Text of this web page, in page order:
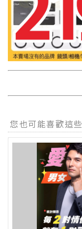
您也可能喜歡這